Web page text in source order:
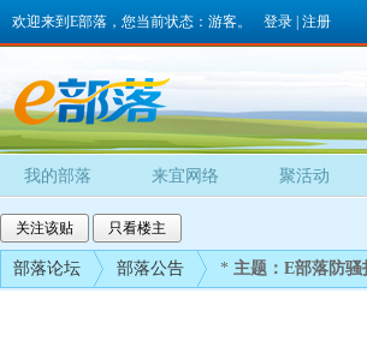
欢迎来到E部落，您当前状态：游客。 登录 注册
我的部落 来宜网络 聚活动
关注该贴 只看楼主
部落论坛 部落公告 * 主题：E部落防骚